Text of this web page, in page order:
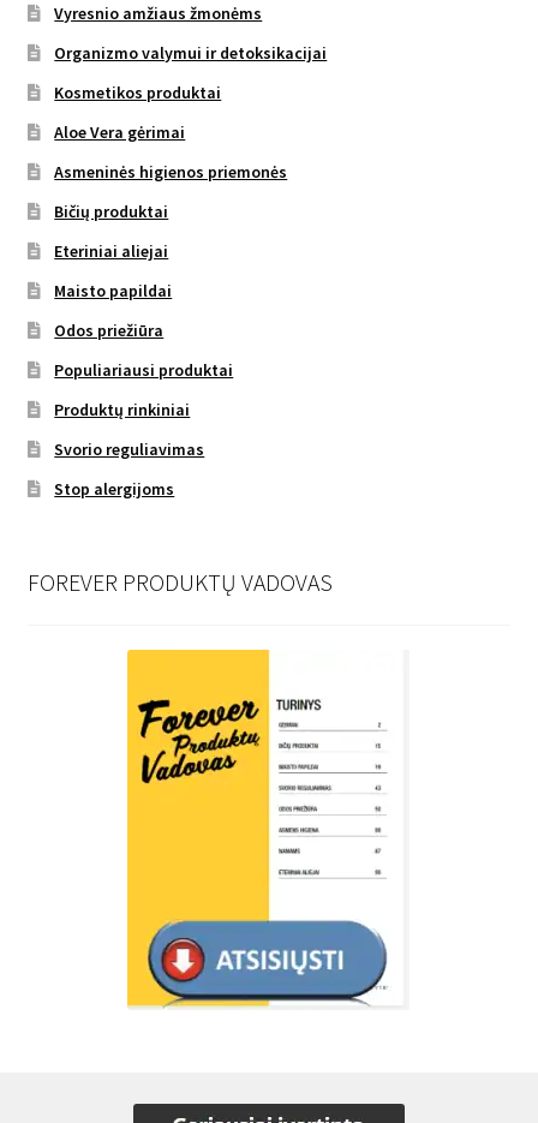
Vyresnio amžiaus žmonėms
Organizmo valymui ir detoksikacijai
Kosmetikos produktai
Aloe Vera gėrimai
Asmeninės higienos priemonės
Bičių produktai
Eteriniai aliejai
Maisto papildai
Odos priežiūra
Populiariausi produktai
Produktų rinkiniai
Svorio reguliavimas
Stop alergijoms
FOREVER PRODUKTŲ VADOVAS